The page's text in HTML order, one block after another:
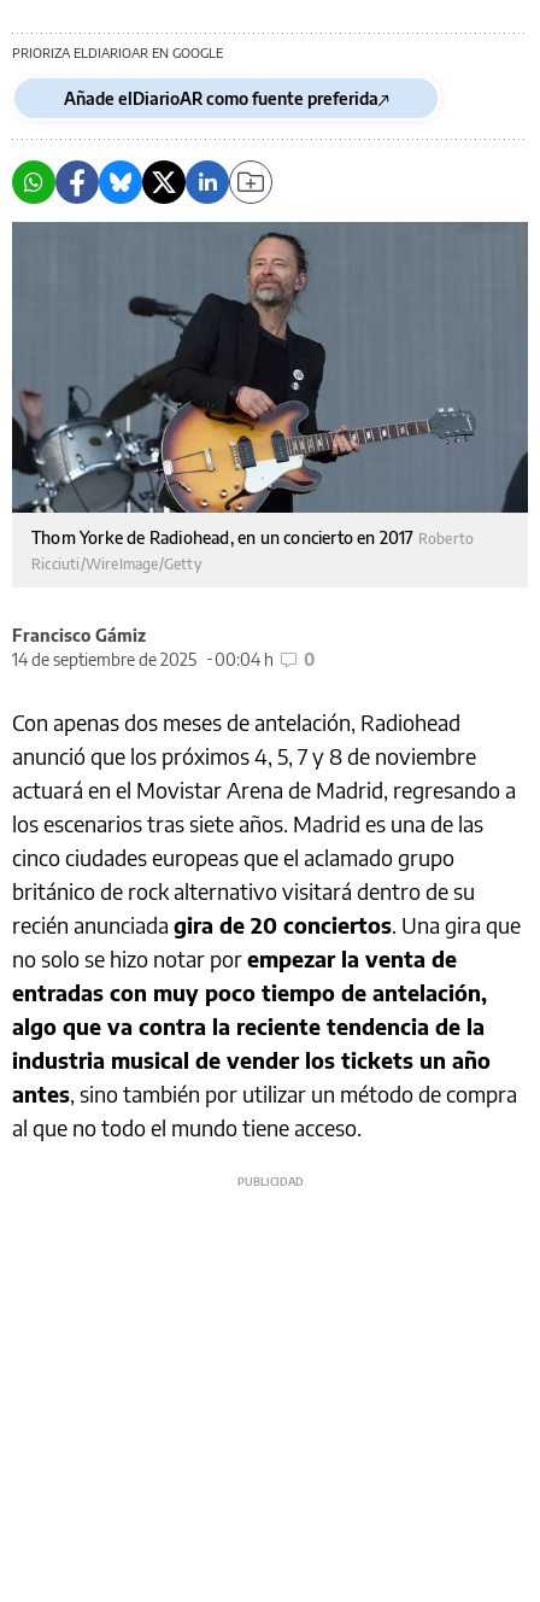
PRIORIZA ELDIARIOAR EN GOOGLE
Añade elDiarioAR como fuente preferida
Thom Yorke de Radiohead, en un concierto en 2017 Roberto
Ricciuti/WireImage/Getty
Francisco Gámiz
14 de septiembre de 2025
00:04 h 0
Con apenas dos meses de antelación, Radiohead
anunció que los próximos 4, 5, 7 y 8 de noviembre
actuará en el Movistar Arena de Madrid, regresando a
los escenarios tras siete años. Madrid es una de las
cinco ciudades europeas que el aclamado grupo
británico de rock alternativo visitará dentro de su
recién anunciada gira de 20 conciertos. Una gira que
no solo se hizo notar porempezar la venta de
entradas con muy poco tiempo de antelación,
algo que va contra la reciente tendencia de la
industria musical de vender los tickets un año
antes, sino también por utilizar un método de compra
al que no todo el mundo tiene acceso.